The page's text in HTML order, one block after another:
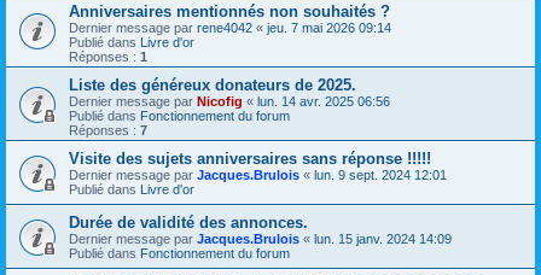
Anniversaires mentionnés non souhaités ?
Dernier message par rene4042 « jeu. 7 mai 2026 09:14
Publié dans Livre d'or
Réponses : 1
Liste des généreux donateurs de 2025.
Dernier message par Nicofig « lun. 14 avr. 2025 06:56
Publié dans Fonctionnement du forum
Réponses : 7
Visite des sujets anniversaires sans réponse !!!!!
Dernier message par Jacques.Brulois « lun. 9 sept. 2024 12:01
Publié dans Livre d'or
Durée de validité des annonces.
Dernier message par Jacques.Brulois « lun. 15 janv. 2024 14:09
Publié dans Fonctionnement du forum